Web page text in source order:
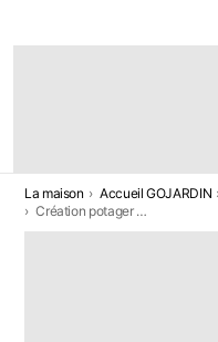
Vous êtes ici:
La maison Accueil GOJARDIN
Création potager 🌱 : le guide complet pour démarrer facilement en 2026